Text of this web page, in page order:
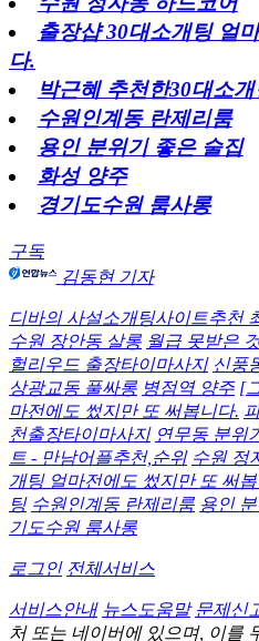
출장샵 30대소개팅 얼
다.
박근혜 추천한30대소개
수원인계동 란제리룸
용인 분위기 좋은 술집
화성 양주
경기도수원 룸사롱
구독
김동현 기자
디바의 사설소개팅사이트추천
수원 장안동 살롱 월급 못받은
헐리우드 출장타이마사지 신풍
상광교동 풀싸롱 병점역 양주 [
마전에도 썼지만 또 써봅니다.
천출장타이마사지 연무동 분위
트 - 만남어플추천,순위 수원 정
개팅 얼마전에도 썼지만 또 써
팅 수원인계동 란제리룸 용인
기도수원 룸사롱
로그인 전체서비스
서비스안내 뉴스도움말 문제신
처 또는 네이버에 있으며, 이를